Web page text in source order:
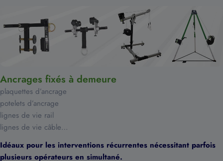
Ancrages fixés à demeure
plaquettes d’ancrage
potelets d’ancrage
lignes de vie rail
lignes de vie câble…
Idéaux pour les interventions récurrentes nécessitant parfois
plusieurs opérateurs en simultané.